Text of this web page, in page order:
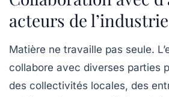
acteurs de l’industrie
Matière ne travaille pas seule.
collabore avec diverses parties
des collectivités locales, des